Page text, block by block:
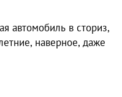
автомобиль в сториз,
наверное, даже